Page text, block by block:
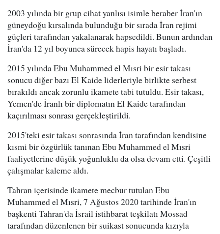
2003 yılında bir grup cihat yanlısı isimle beraber İran'ın
güneydoğu kırsalında bulunduğu bir sırada İran rejimi
güçleri tarafından yakalanarak hapsedildi. Bunun ardından
İran'da 12 yıl boyunca sürecek hapis hayatı başladı.
2015 yılında Ebu Muhammed el Mısri bir esir takası
sonucu diğer bazı El Kaide liderleriyle birlikte serbest
bırakıldı ancak zorunlu ikamete tabi tutuldu. Esir takası,
Yemen'de İranlı bir diplomatın El Kaide tarafından
kaçırılması sonrası gerçekleştirildi.
2015'teki esir takası sonrasında İran tarafından kendisine
kısmi bir özgürlük tanınan Ebu Muhammed el Mısri
faaliyetlerine düşük yoğunluklu da olsa devam etti. Çeşitli
çalışmalar kaleme aldı.
Tahran içerisinde ikamete mecbur tutulan Ebu
Muhammed el Mısri, 7 Ağustos 2020 tarihinde İran'ın
başkenti Tahran'da İsrail istihbarat teşkilatı Mossad
tarafından düzenlenen bir suikast sonucunda kızıyla